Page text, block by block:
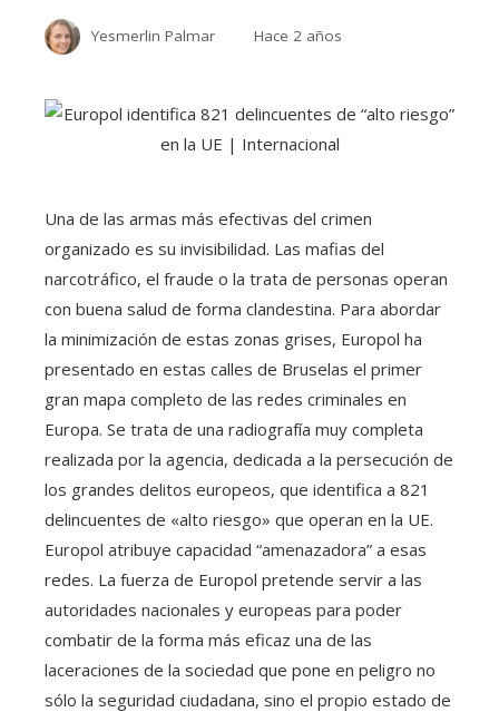
Yesmerlin Palmar Hace 2 años
Una de las armas más efectivas del crimen
organizado es su invisibilidad. Las mafias del
narcotráfico, el fraude o la trata de personas operan
con buena salud de forma clandestina. Para abordar
la minimización de estas zonas grises, Europol ha
presentado en estas calles de Bruselas el primer
gran mapa completo de las redes criminales en
Europa. Se trata de una radiografía muy completa
realizada por la agencia, dedicada a la persecución de
los grandes delitos europeos, que identifica a 821
delincuentes de «alto riesgo» que operan en la UE.
Europol atribuye capacidad “amenazadora” a esas
redes. La fuerza de Europol pretende servir a las
autoridades nacionales y europeas para poder
combatir de la forma más eficaz una de las
laceraciones de la sociedad que pone en peligro no
sólo la seguridad ciudadana, sino el propio estado de